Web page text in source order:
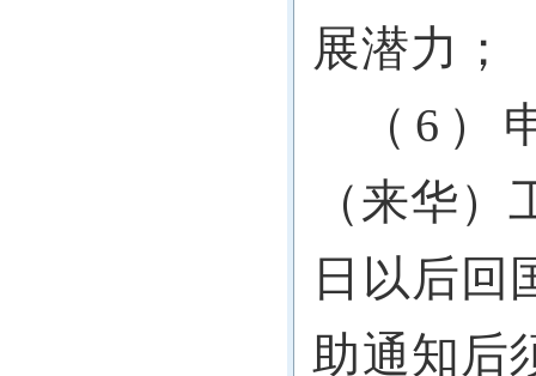
展潜力；
（6）
（来华
日以后回
助通知后